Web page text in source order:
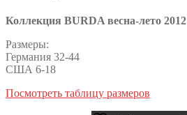
Коллекция BURDA весна-лето 2012
Размеры:
Германия 32-44
США 6-18
Посмотреть таблицу размеров